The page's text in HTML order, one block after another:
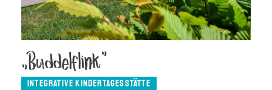
„Buddelflink“
INTEGRATIVE KINDERTAGESSTÄTTE